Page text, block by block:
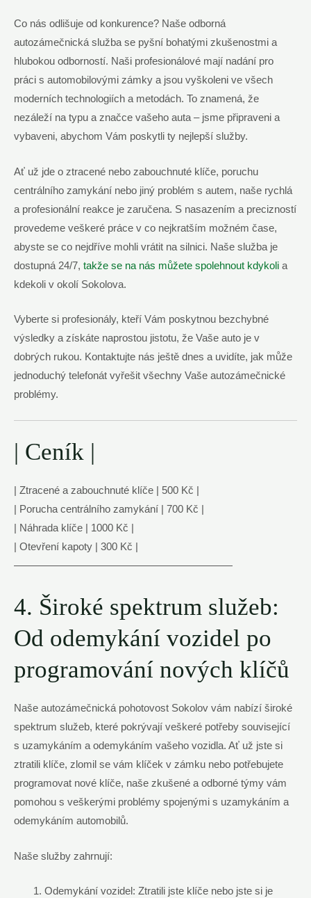
Co nás odlišuje od konkurence? Naše odborná
autozámečnická služba se pyšní bohatými zkušenostmi a
hlubokou odborností. Naši profesionálové mají nadání pro
práci s automobilovými zámky a jsou vyškoleni ve všech
moderních technologiích a metodách. To znamená, že
nezáleží na typu a značce vašeho auta – jsme připraveni a
vybaveni, abychom Vám poskytli ty nejlepší služby.
Ať už jde o ztracené nebo zabouchnuté klíče, poruchu
centrálního zamykání nebo jiný problém s autem, naše rychlá
a profesionální reakce je zaručena. S nasazením a precizností
provedeme veškeré práce v co nejkratším možném čase,
abyste se co nejdříve mohli vrátit na silnici. Naše služba je
dostupná 24/7, takže se na nás můžete spolehnout kdykoli a
kdekoli v okolí Sokolova.
Vyberte si profesionály, kteří Vám poskytnou bezchybné
výsledky a získáte naprostou jistotu, že Vaše auto je v
dobrých rukou. Kontaktujte nás ještě dnes a uvidíte, jak může
jednoduchý telefonát vyřešit všechny Vaše autozámečnické
problémy.
| Ceník |
| Ztracené a zabouchnuté klíče | 500 Kč |
| Porucha centrálního zamykání | 700 Kč |
| Náhrada klíče | 1000 Kč |
| Otevření kapoty | 300 Kč |
—————————————————————
4. Široké spektrum služeb:
Od odemykání vozidel po
programování nových klíčů
Naše autozámečnická pohotovost Sokolov vám nabízí široké
spektrum služeb, které pokrývají veškeré potřeby související
s uzamykáním a odemykáním vašeho vozidla. Ať už jste si
ztratili klíče, zlomil se vám klíček v zámku nebo potřebujete
programovat nové klíče, naše zkušené a odborné týmy vám
pomohou s veškerými problémy spojenými s uzamykáním a
odemykáním automobilů.
Naše služby zahrnují:
Odemykání vozidel: Ztratili jste klíče nebo jste si je